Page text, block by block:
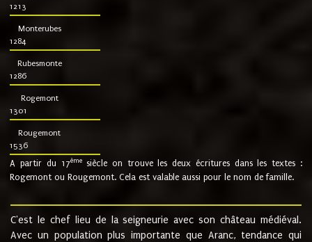
1213
Monterubes
1284
Rubesmonte
1286
Rogemont
1301
Rougemont
1536
A partir du 17ème siècle on trouve les deux écritures dans les textes :
Rogemont ou Rougemont. Cela est valable aussi pour le nom de famille.
C'est le chef lieu de la seigneurie avec son château médiéval.
Avec un population plus importante que Aranc, tendance qui